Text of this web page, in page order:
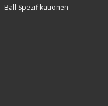
Ball Spezifikationen